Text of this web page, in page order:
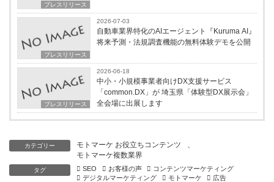
プレスリリース
プレスリリース
2026-07-03
自動車業界特化のAIエージェント『Kuruma AI』
将来予測・法規調査機能の無料体験デモを公開
プレスリリース
2026-06-18
中小・小規模事業者向けDX支援サービス
「common.DX」が 埼玉県「体験型DX展示会」
全会場に出展します
カテゴリー モトマーケ お役立ちコンテンツ
、
モトマーケ複数業界
タグ SEO お客様の声
コンテンツマーケティング
デジタルマーケティング
モトマーケ 広告